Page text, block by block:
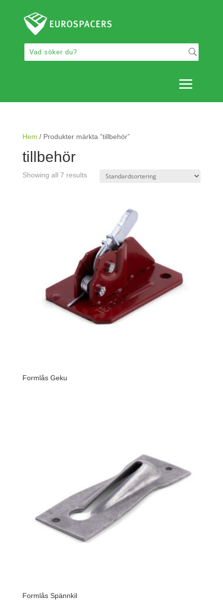
Hem / Produkter märkta ”tillbehör”
tillbehör
Showing all 7 results
Formlås Geku
Formlås Spännkil